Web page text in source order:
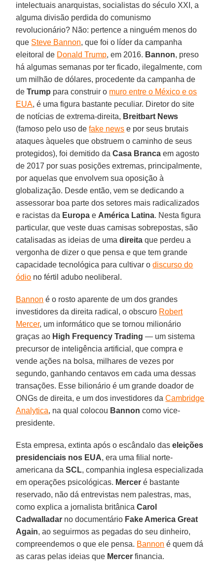
intelectuais anarquistas, socialistas do século XXI, a
alguma divisão perdida do comunismo
revolucionário? Não: pertence a ninguém menos do
que Steve Bannon, que foi o líder da campanha
eleitoral de Donald Trump, em 2016. Bannon, preso
há algumas semanas por ter ficado, ilegalmente, com
um milhão de dólares, procedente da campanha de
deTrump para construir o muro entre o México e os
EUA, é uma figura bastante peculiar. Diretor do site
de notícias de extrema-direita, Breitbart News
(famoso pelo uso defake news e por seus brutais
ataques àqueles que obstruem o caminho de seus
protegidos), foi demitido daCasa Branca em agosto
de 2017 por suas posições extremas, principalmente,
por aquelas que envolvem sua oposição à
globalização. Desde então, vem se dedicando a
assessorar boa parte dos setores mais radicalizados
e racistas da Europa e América Latina. Nesta figura
particular, que veste duas camisas sobrepostas, são
catalisadas as ideias de umadireita que perdeu a
vergonha de dizer o que pensa e que tem grande
capacidade tecnológica para cultivar odiscurso do
ódio no fértil adubo neoliberal.
Bannon é o rosto aparente de um dos grandes
investidores da direita radical, o obscuro Robert
Mercer, um informático que se tornou milionário
graças ao High Frequency Trading — um sistema
precursor de inteligência artificial, que compra e
vende ações na bolsa, milhares de vezes por
segundo, ganhando centavos em cada uma dessas
transações. Esse bilionário é um grande doador de
ONGs de direita, e um dos investidores daCambridge
Analytica, na qual colocou Bannon como vice-
presidente.
Esta empresa, extinta após o escândalo daseleições
presidenciais nos EUA, era uma filial norte-
americana daSCL, companhia inglesa especializada
em operações psicológicas. Mercer é bastante
reservado, não dá entrevistas nem palestras, mas,
como explica a jornalista britânicaCarol
Cadwalladar no documentário Fake America Great
Again, ao seguirmos as pegadas do seu dinheiro,
compreendemos o que ele pensa. Bannon é quem dá
as caras pelas ideias que Mercer financia.